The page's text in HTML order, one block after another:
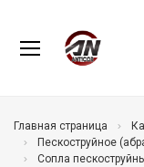
Главная страница
Пескоструйное
Сопла